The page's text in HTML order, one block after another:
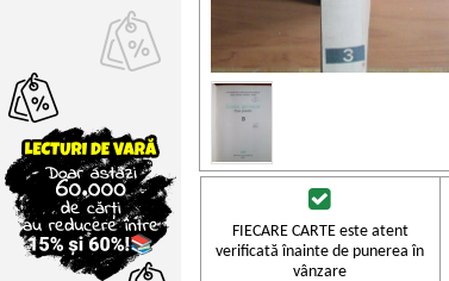
FIECARE CARTE este atent
verificată înainte de punerea în
vânzare